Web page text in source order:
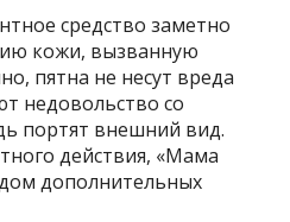
средство заметно
кожи, вызванную
пятна не несут вреда
недовольство со
портят внешний вид.
действия, «Мама
дополнительных